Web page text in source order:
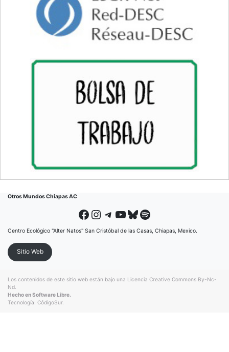
Otros Mundos Chiapas AC
Facebook Instagram Telegram YouTube Bluesky Spotify
Centro Ecológico "Alter Natos" San Cristóbal de las Casas, Chiapas, Mexico.
Sitio Web
Los contenidos de este sitio web están bajo una Licencia Creative Commons By-Nc-
Nd
Hecho en Software Libre.
Tecnología: CódigoSur.